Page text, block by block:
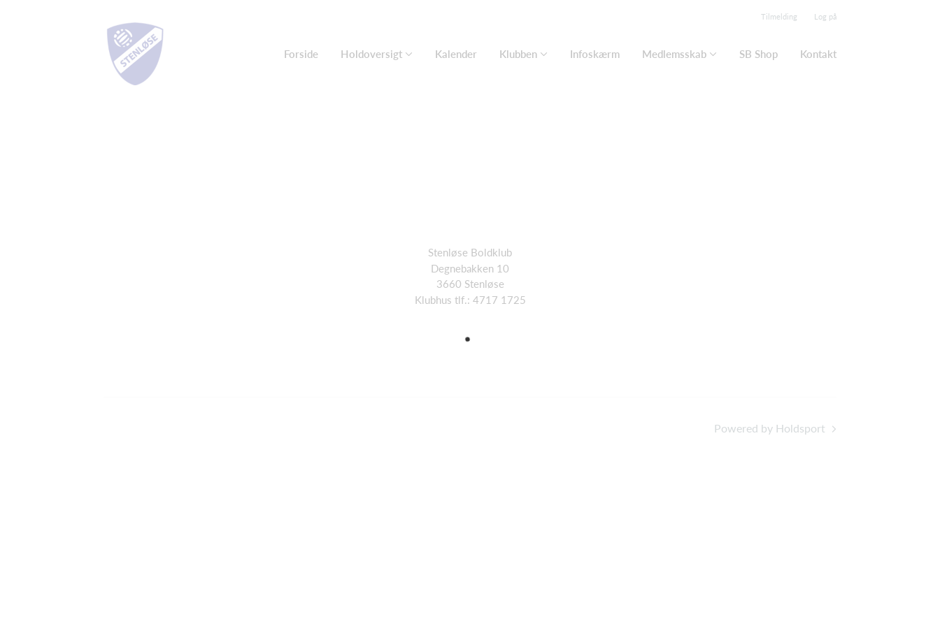
Tilmelding Log på
Forside Holdoversigt Kalender Klubben Infoskærm Medlemsskab SB Shop Kontakt
Stenløse Boldklub
Degnebakken 10
3660 Stenløse
Klubhus tlf.: 4717 1725
Powered by Holdsport